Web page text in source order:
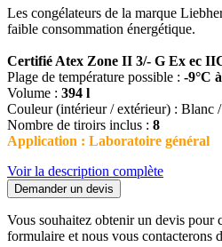
Les congélateurs de la marque
faible consommation énergétique.
Certifié Atex Zone II 3/- G Ex ec
Plage de température possible : -9°C
Volume : 394 l
Couleur (intérieur / extérieur) : Blanc
Nombre de tiroirs inclus : 8
Application : Laboratoire général
Voir la description complète
Demander un devis
Vous souhaitez obtenir un devis pour
formulaire et nous vous contacterons